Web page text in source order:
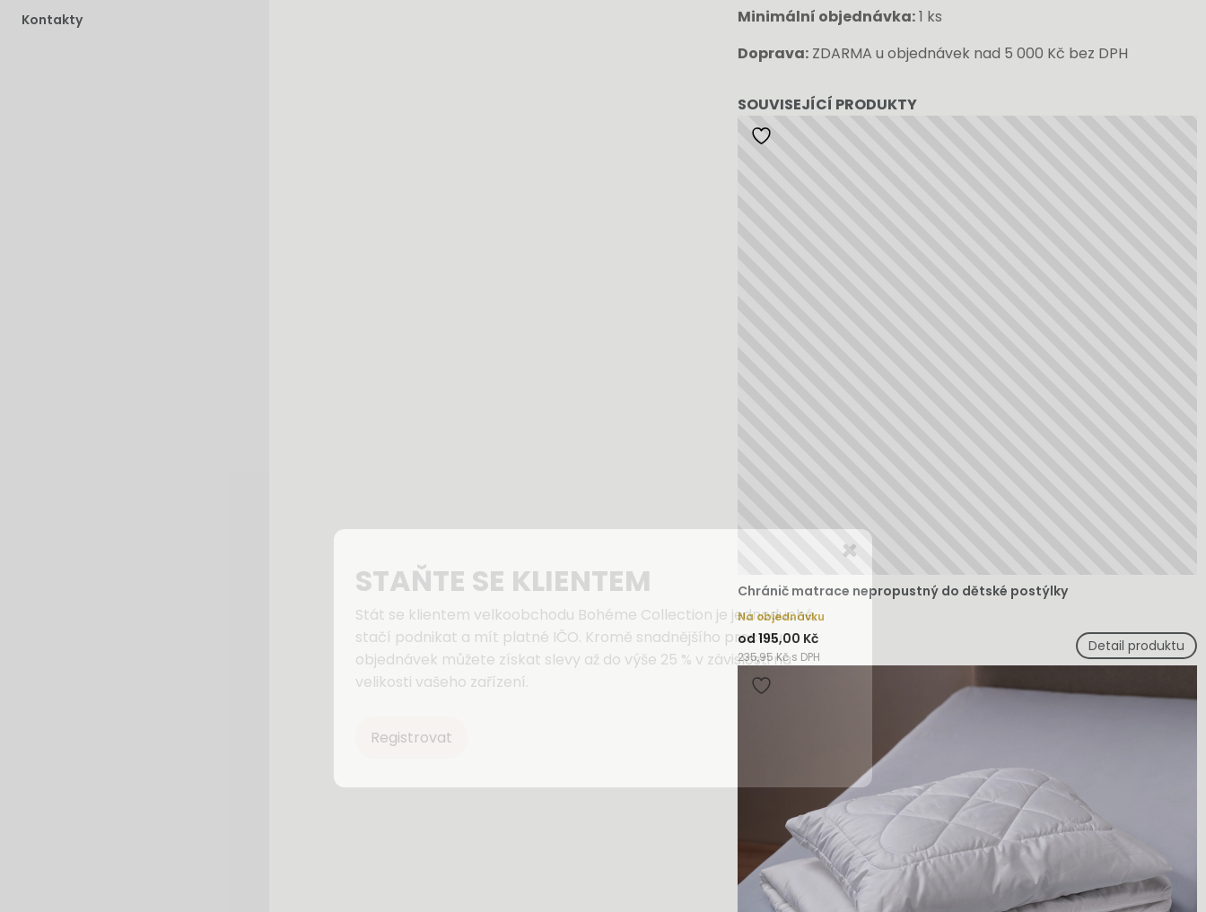
Kontakty
Minimální objednávka:1 ks
Doprava: ZDARMA u objednávek nad 5 000 Kč bez DPH
SOUVISEJÍCÍ PRODUKTY
Chránič matrace nepropustný do dětské postýlky
Na objednávku
od 195,00 Kč
235,95 Kč s DPH
Detail produktu
STAŇTE SE KLIENTEM
Stát se klientem velkoobchodu Bohéme Collection je jednoduché,
stačí podnikat a mít platné IČO. Kromě snadnějšího procesu
objednávek můžete získat slevy až do výše 25 % v závislosti na
velikosti vašeho zařízení.
Registrovat